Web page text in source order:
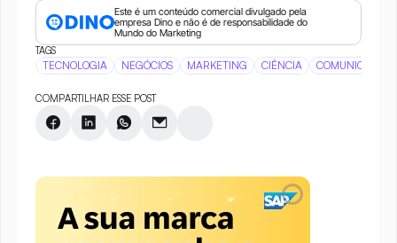
Este é um conteúdo comercial divulgado pela
empresa Dino e não é de responsabilidade do
Mundo do Marketing
TAGS
TECNOLOGIA NEGÓCIOS MARKETING CIÊNCIA COMUNICAÇÃO
COMPARTILHAR ESSE POST